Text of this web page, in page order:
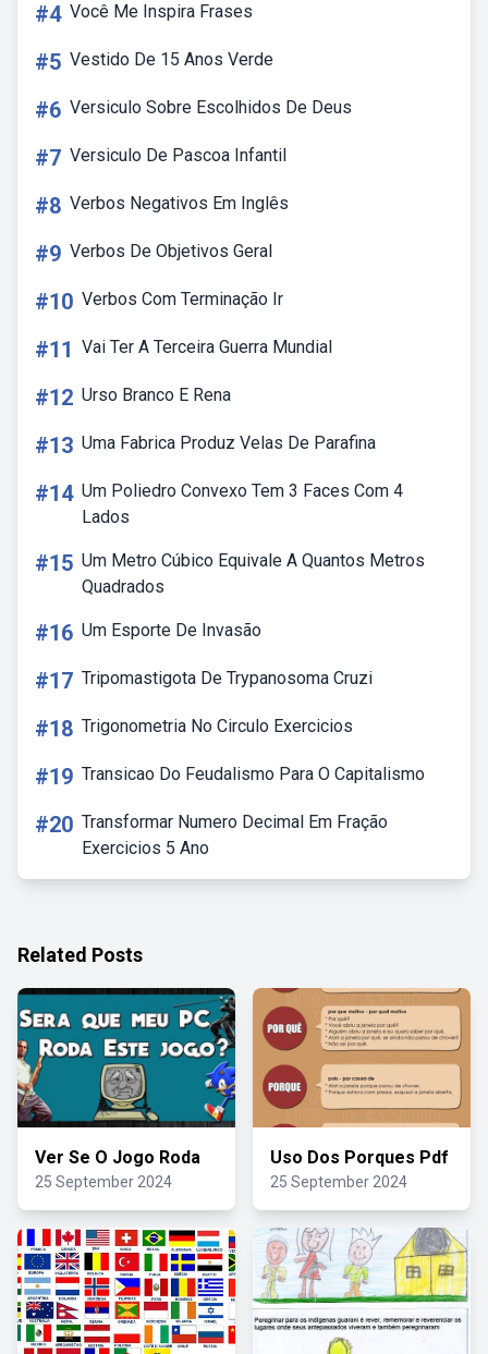
#4 Você Me Inspira Frases
#5 Vestido De 15 Anos Verde
#6 Versiculo Sobre Escolhidos De Deus
#7 Versiculo De Pascoa Infantil
#8 Verbos Negativos Em Inglês
#9 Verbos De Objetivos Geral
#10 Verbos Com Terminação Ir
#11 Vai Ter A Terceira Guerra Mundial
#12 Urso Branco E Rena
#13 Uma Fabrica Produz Velas De Parafina
#14 Um Poliedro Convexo Tem 3 Faces Com 4
Lados
#15 Um Metro Cúbico Equivale A Quantos Metros
Quadrados
#16 Um Esporte De Invasão
#17 Tripomastigota De Trypanosoma Cruzi
#18 Trigonometria No Circulo Exercicios
#19 Transicao Do Feudalismo Para O Capitalismo
#20 Transformar Numero Decimal Em Fração
Exercicios 5 Ano
Related Posts
Ver Se O Jogo Roda
25 September 2024
Uso Dos Porques Pdf
25 September 2024